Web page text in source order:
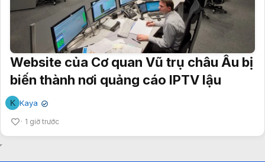
Website của Cơ quan Vũ trụ châu Âu bị
biến thành nơi quảng cáo IPTV lậu
K Kaya ✔
1 giờ trước